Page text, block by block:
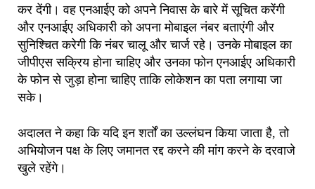
कर देंगी।वह एनआईए को अपने निवास के बारे में सूचित करेंगी
और एनआईए अधिकारी को अपना मोबाइल नंबर बताएंगी और
सुनिश्चित करेगी कि नंबर चालू और चार्ज रहे।उनके मोबाइल का
जीपीएस सक्रिय होना चाहिए और उनका फोन एनआईए अधिकारी
के फोन से जुड़ा होना चाहिए ताकि लोकेशन का पता लगाया जा
सके।
अदालत ने कहा कि यदि इन शर्तों का उल्लंघन किया जाता है, तो
अभियोजन पक्ष के लिए जमानत रद्द करने की मांग करने के दरवाजे
खुले रहेंगे।